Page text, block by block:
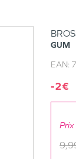
GUM
EAN:
-2€